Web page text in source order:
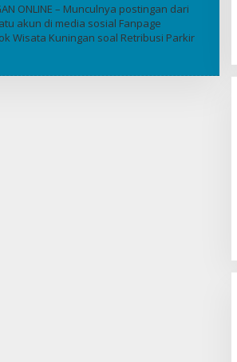
ONLINE – Munculnya postingan dari
akun di media sosial Fanpage
Wisata Kuningan soal Retribusi Parkir